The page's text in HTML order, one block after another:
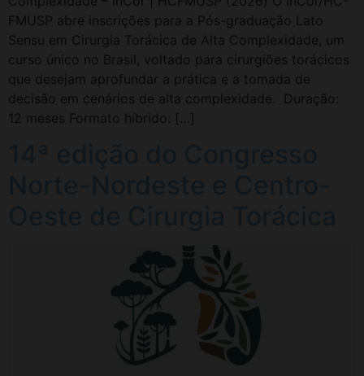
FMUSP abre inscrições para a Pós-graduação Lato
Sensu em Cirurgia Torácica de Alta Complexidade, um
curso único no Brasil, voltado para cirurgiões torácicos
que desejam aprofundar a prática e a tomada de
decisão em cenários de alta complexidade. Duração:
12 meses Formato híbrido: […]